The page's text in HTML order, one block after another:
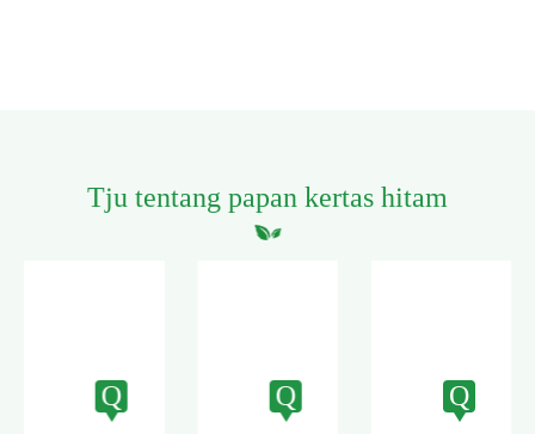
Tju tentang papan kertas hitam
Q Q Q